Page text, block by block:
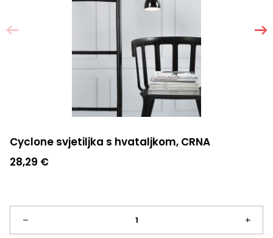
Cyclone svjetiljka s hvataljkom, CRNA
28,29 €
–
Cyclone +